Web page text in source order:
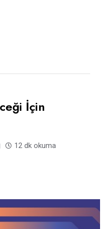
İçin
12 dk okuma